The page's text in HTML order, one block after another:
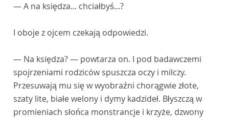
— A na księdza... chciałbyś...?
I oboje z ojcem czekają odpowiedzi.
— Na księdza? — powtarza on. I pod badawczemi
spojrzeniami rodziców spuszcza oczy i milczy.
Przesuwają mu się w wyobraźni chorągwie złote,
szaty lite, białe welony i dymy kadzideł. Błyszczą w
promieniach słońca monstrancje i krzyże, dzwony